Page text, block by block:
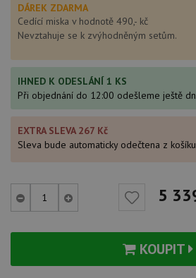
DÁREK ZDARMA
Cedící miska v hodnotě 490,- kč
Nevztahuje se k zvýhodněným setům.
IHNED K ODESLÁNÍ 1 KS
Při objednání do 12:00 odešleme ještě
EXTRA SLEVA 267 Kč
Sleva bude automaticky odečtena z košíku
5
KOUPIT